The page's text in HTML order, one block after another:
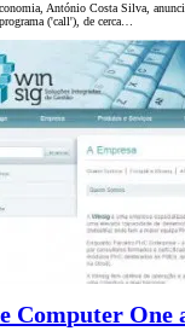
António Costa Silva,
('call'), de cerca…
Computer One